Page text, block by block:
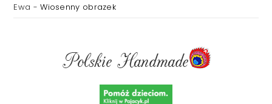
Ewa -Wiosenny obrazek